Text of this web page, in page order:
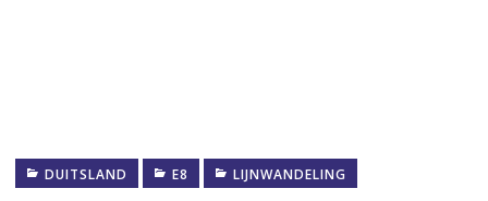
DUITSLAND E8 LIJNWANDELING